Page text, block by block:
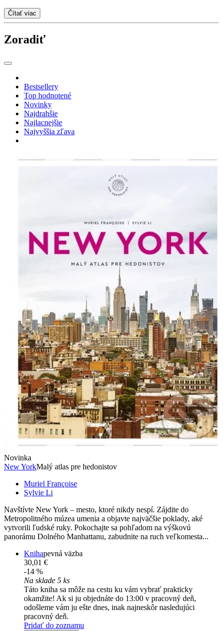
Čítať viac
Zoradiť
Bestsellery
Top hodnotené
Novinky
Najdrahšie
Najlacnejšie
Najvyššia zľava
Novinka
New YorkMalý atlas pre hedonistov
Muriel Françoise
Sylvie Li
Navštívte New York – mesto, ktoré nikdy nespí. Zájdite do
Metropolitného múzea umenia a objavte najväčšie poklady, aké
vytvorili ľudské ruky. Pokochajte sa pohľadom na výškovú
panorámu Dolného Manhattanu, zabudnite na ruch veľkomesta...
Knihapevná väzba
30,01 €
-14 %
Na sklade 5 ks
Táto kniha sa môže na cestu ku vám vybrať prakticky
okamžite! Ak si ju objednáte do 13:00 v pracovný deň,
odošleme vám ju ešte dnes, inak najneskôr nasledujúci
pracovný deň.
Pridať do zoznamu